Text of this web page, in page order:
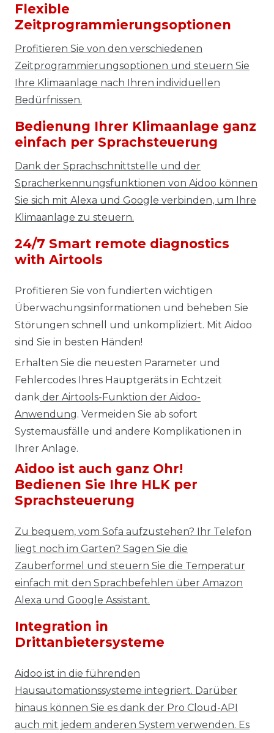
Flexible
Zeitprogrammierungsoptionen
Profitieren Sie von den verschiedenen
Zeitprogrammierungsoptionen und steuern Sie
Ihre Klimaanlage nach Ihren individuellen
Bedürfnissen.
Bedienung Ihrer Klimaanlage ganz
einfach per Sprachsteuerung
Dank der Sprachschnittstelle und der
Spracherkennungsfunktionen von Aidoo können
Sie sich mit Alexa und Google verbinden, um Ihre
Klimaanlage zu steuern.
24/7 Smart remote diagnostics
with Airtools
Profitieren Sie von fundierten wichtigen
Überwachungsinformationen und beheben Sie
Störungen schnell und unkompliziert. Mit Aidoo
sind Sie in besten Händen!
Erhalten Sie die neuesten Parameter und
Fehlercodes Ihres Hauptgeräts in Echtzeit
dank der Airtools-Funktion der Aidoo-
Anwendung. Vermeiden Sie ab sofort
Systemausfälle und andere Komplikationen in
Ihrer Anlage.
Aidoo ist auch ganz Ohr!
Bedienen Sie Ihre HLK per
Sprachsteuerung
Zu bequem, vom Sofa aufzustehen? Ihr Telefon
liegt noch im Garten? Sagen Sie die
Zauberformel und steuern Sie die Temperatur
einfach mit den Sprachbefehlen über Amazon
Alexa und Google Assistant.
Integration in
Drittanbietersysteme
Aidoo ist in die führenden
Hausautomationssysteme integriert. Darüber
hinaus können Sie es dank der Pro Cloud-API
auch mit jedem anderen System verwenden. Es